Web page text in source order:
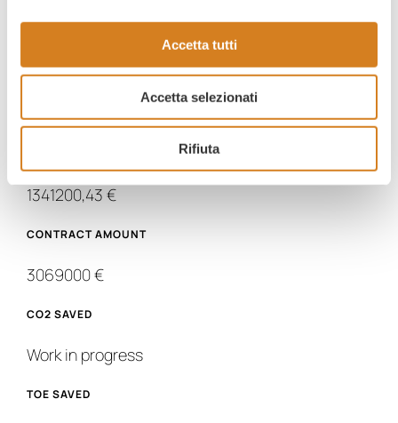
Accetta tutti
Accetta selezionati
Rifiuta
CONCESSION PERIOD
20 years
1341200,43 €
CONTRACT AMOUNT
3069000 €
CO2 SAVED
Work in progress
TOE SAVED